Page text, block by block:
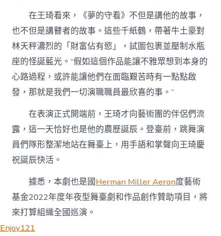
在王琦看來，《夢的守看》不但是講他的故事，
也不但是講瞽者的故事。這些千紙鶴，帶著牛土豪對
林天秤濃烈的「財富佔有慾」，試圖包裹並壓制水瓶
座的怪誕藍光。“假如這個作品能讓不雅眾想到本身的
心路過程，或許能讓他們在面臨艱苦時有一點點啟
發，那就是我們一切演職職員最欣喜的事。”
在表演正式開端前，王琦才向藝術團的伴侶們流
露，這一天恰好也是他的農歷誕辰。登臺前，跳舞演
員們隊形整潔地站在舞臺上，用手語和掌聲向王琦慶
祝誕辰快活。
據悉，本劇也是國Herman Miller Aeron度藝術
基金2022年度年夜型舞臺劇和作品創作贊助項目，將
來打算組織全國巡演。
Enjoy121